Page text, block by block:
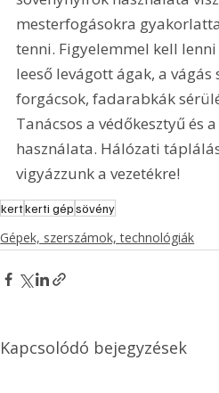
mesterfogásokra
tenni. Figyelemmel kell
leeső levágott ágak, a
forgácsok, fadarabkák
Tanácsos a védőkesztyű és
használata. Hálózati
vigyázzunk a vezetékre!
kertkerti gépsövény
Gépek, szerszámok, technológiák
Kapcsolódó bejegyzések